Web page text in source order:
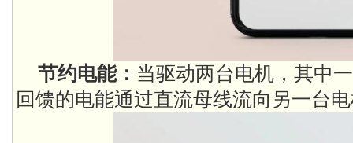
节约电能： 当驱动两台电机，其中
回馈的电能通过直流母线流向另一台